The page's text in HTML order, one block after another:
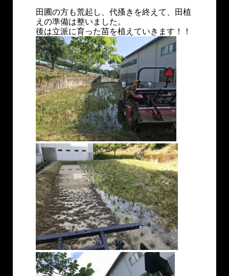
田圃の方も荒起し、代搔きを終えて、田植
えの準備は整いました。
後は立派に育った苗を植えていきます！！